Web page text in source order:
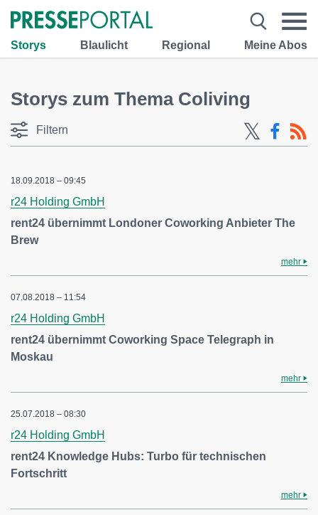
Storys Blaulicht Regional Meine Abos
Storys zum Thema Coliving
Filtern
18.09.2018 – 09:45
r24 Holding GmbH
rent24 übernimmt Londoner Coworking Anbieter The
Brew
mehr
07.08.2018 – 11:54
r24 Holding GmbH
rent24 übernimmt Coworking Space Telegraph in
Moskau
mehr
25.07.2018 – 08:30
r24 Holding GmbH
rent24 Knowledge Hubs: Turbo für technischen
Fortschritt
mehr